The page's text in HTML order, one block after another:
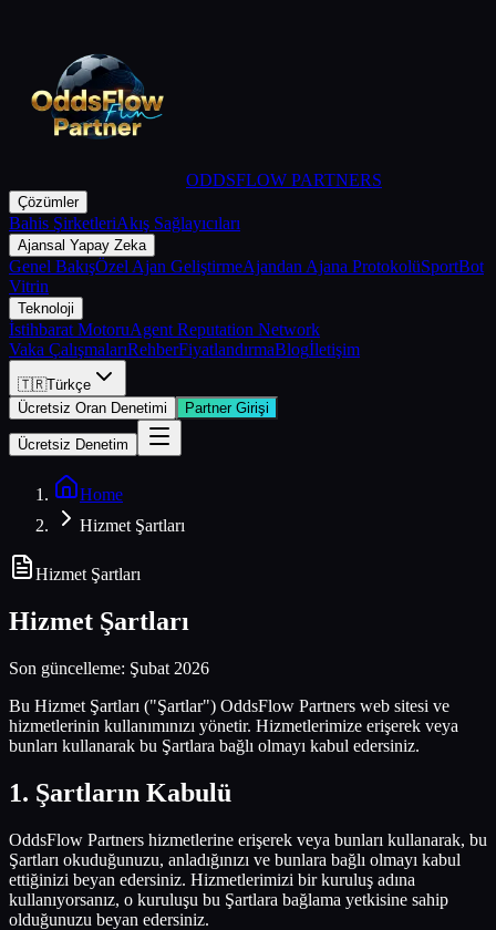
ODDSFLOW PARTNERS
Çözümler
Bahis ŞirketleriAkış Sağlayıcıları
Ajansal Yapay Zeka
Genel BakışÖzel Ajan GeliştirmeAjandan Ajana ProtokolüSportBot
Vitrin
Teknoloji
İstihbarat MotoruAgent Reputation Network
Vaka ÇalışmalarıRehberFiyatlandırmaBlogİletişim
🇹🇷Türkçe
Ücretsiz Oran Denetimi
Partner Girişi
Ücretsiz Denetim
Home
Hizmet Şartları
Hizmet Şartları
Hizmet Şartları
Son güncelleme: Şubat 2026
Bu Hizmet Şartları ("Şartlar") OddsFlow Partners web sitesi ve
hizmetlerinin kullanımınızı yönetir. Hizmetlerimize erişerek veya
bunları kullanarak bu Şartlara bağlı olmayı kabul edersiniz.
1. Şartların Kabulü
OddsFlow Partners hizmetlerine erişerek veya bunları kullanarak, bu
Şartları okuduğunuzu, anladığınızı ve bunlara bağlı olmayı kabul
ettiğinizi beyan edersiniz. Hizmetlerimizi bir kuruluş adına
kullanıyorsanız, o kuruluşu bu Şartlara bağlama yetkisine sahip
olduğunuzu beyan edersiniz.